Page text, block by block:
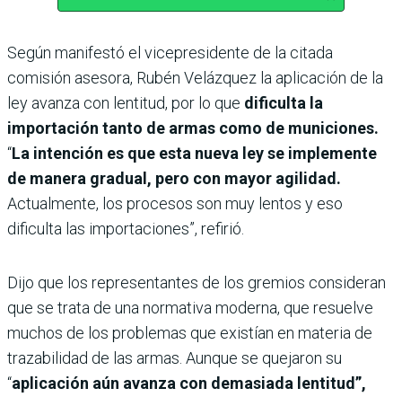
Según manifestó el vicepresidente de la citada
comisión asesora, Rubén Velázquez la aplicación de la
ley avanza con lentitud, por lo que dificulta la
importación tanto de armas como de municiones.
“La intención es que esta nueva ley se implemente
de manera gradual, pero con mayor agilidad.
Actualmente, los procesos son muy lentos y eso
dificulta las importaciones”, refirió.
Dijo que los representantes de los gremios consideran
que se trata de una normativa moderna, que resuelve
muchos de los problemas que existían en materia de
trazabilidad de las armas. Aunque se quejaron su
“aplicación aún avanza con demasiada lentitud”,